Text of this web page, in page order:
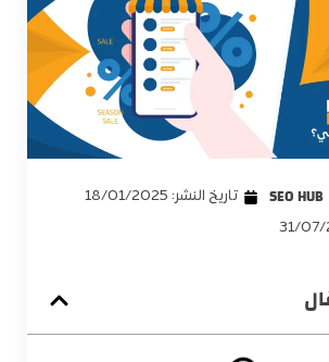
SEO تاريخ النشر:18/01/2025